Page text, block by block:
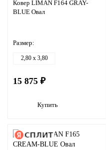
Ковер LIMAN F164 GRAY-
BLUE Овал
Размер:
2,80 x 3,80
15 875 ₽
Купить